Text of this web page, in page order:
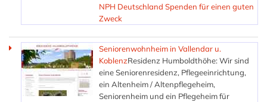
NPH Deutschland Spenden für einen guten
Zweck
Seniorenwohnheim in Vallendar u.
KoblenzResidenz Humboldthöhe: Wir sind
eine Seniorenresidenz, Pflegeeinrichtung,
ein Altenheim / Altenpflegeheim,
Seniorenheim und ein Pflegeheim für